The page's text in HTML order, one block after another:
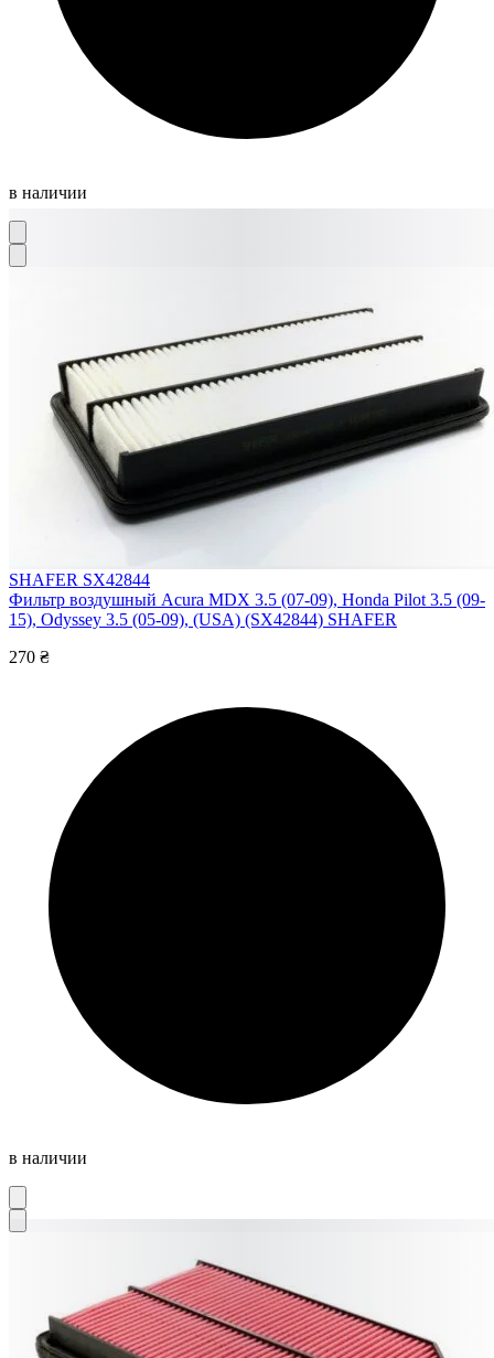
в наличии
SHAFER SX42844
Фильтр воздушный Acura MDX 3.5 (07-09), Honda Pilot 3.5 (09-
15), Odyssey 3.5 (05-09), (USA) (SX42844) SHAFER
270 ₴
в наличии